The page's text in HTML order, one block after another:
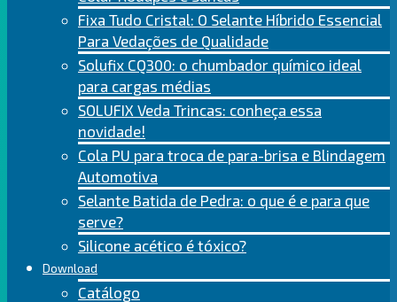
Fixa Tudo Cristal: O Selante Híbrido Essencial
Para Vedações de Qualidade
Solufix CQ300: o chumbador químico ideal
para cargas médias
SOLUFIX Veda Trincas: conheça essa
novidade!
Cola PU para troca de para-brisa e Blindagem
Automotiva
Selante Batida de Pedra: o que é e para que
serve?
Silicone acético é tóxico?
Download
Catálogo